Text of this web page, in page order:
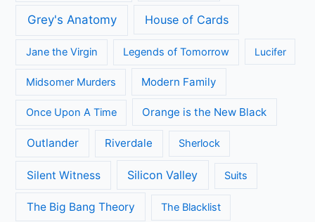
Grey's Anatomy House of Cards
Jane the Virgin Legends of Tomorrow Lucifer
Midsomer Murders Modern Family
Once Upon A Time Orange is the New Black
Outlander Riverdale Sherlock
Silent Witness Silicon Valley Suits
The Big Bang Theory The Blacklist